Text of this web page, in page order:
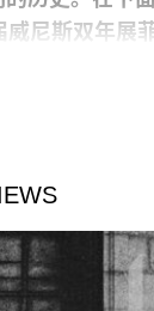
威尼斯双年展
THIS AGE
并以此营造了
祖先历史和乡
展览俏皮地体
格：影像作品